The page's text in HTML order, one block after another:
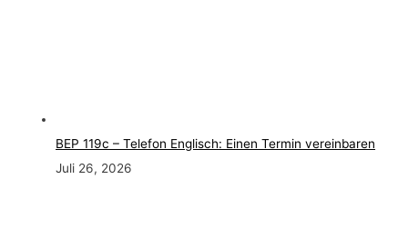
BEP 119c – Telefon Englisch: Einen Termin vereinbaren
Juli 26, 2026